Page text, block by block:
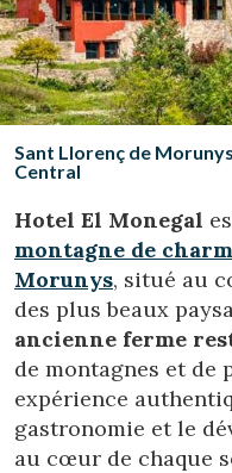
Location/nom de l'hôtel
CA
Sant Llorenç de
Central
Hotel El Monegal
montagne de
Morunys, situé au
des plus beaux
ancienne ferme
de montagnes et de
expérience
gastronomie et le
au cœur de chaque